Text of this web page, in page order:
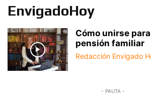
EnvigadoHoy
Cómo unirse
pensión familiar
Redacción Envigado
- PAUTA -